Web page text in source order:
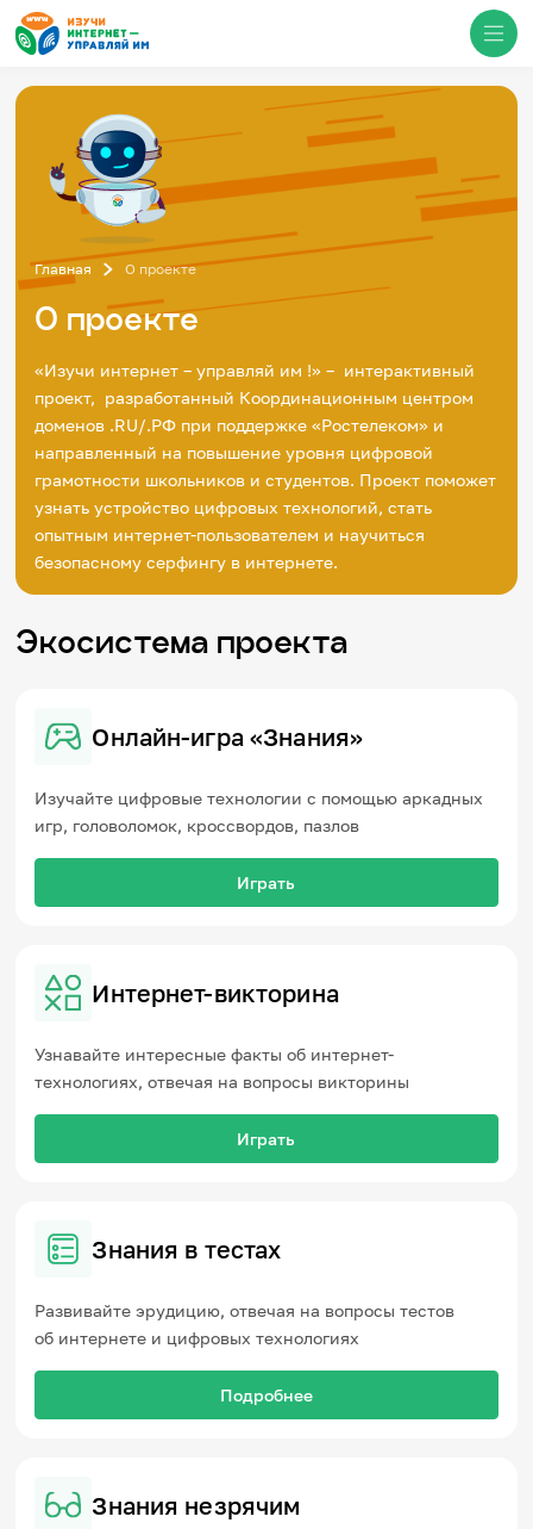
Медиацентр
О проекте
Фотогалерея
Видео
Инфографики
Презентации
Итоги событий
Личный кабинет
English
События
Итоги событий
Игры и тренажеры
Знания в тестах
Викторина
Памятки
Комиксы
Педагогам
Регистрация Вход
Главная О проекте
О проекте
«Изучи интернет – управляй им !» – интерактивный
проект, разработанный Координационным центром
доменов .RU/.РФ при поддержке «Ростелеком» и
направленный на повышение уровня цифровой
грамотности школьников и студентов. Проект поможет
узнать устройство цифровых технологий, стать
опытным интернет-пользователем и научиться
безопасному серфингу в интернете.
Экосистема проекта
Онлайн-игра «Знания»
Изучайте цифровые технологии с помощью аркадных
игр, головоломок, кроссвордов, пазлов
Играть
Интернет-викторина
Узнавайте интересные факты об интернет-
технологиях, отвечая на вопросы викторины
Играть
Знания в тестах
Развивайте эрудицию, отвечая на вопросы тестов
об интернете и цифровых технологиях
Подробнее
Знания незрячим